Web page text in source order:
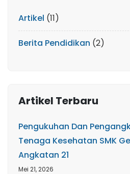
Artikel (11)
Berita Pendidikan (2)
Artikel Terbaru
Pengukuhan Dan
Tenaga Kesehatan SMK
Angkatan 21
Mei 21, 2026